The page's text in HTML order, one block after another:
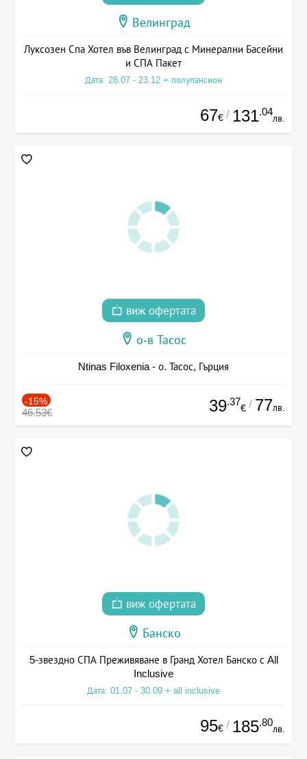
Велинград
Луксозен Спа Хотел във Велинград с Минерални Басейни
и СПА Пакет
Дата: 28.07 - 23.12 + полупансион
67€ / 131.04
лв.
виж офертата
о-в Тасос
Ntinas Filoxenia - о. Тасос, Гърция
-15%
46.53€ 39.37
€ / 77лв.
виж офертата
Банско
5-звездно СПА Преживяване в Гранд Хотел Банско с All
Inclusive
Дата: 01.07 - 30.09 + all inclusive
95€ / 185.80
лв.